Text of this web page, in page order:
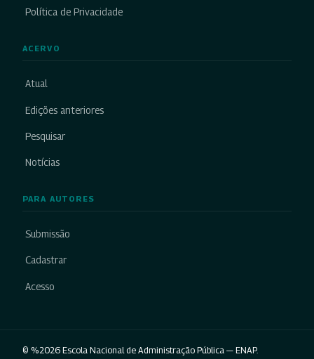
Política de Privacidade
ACERVO
Atual
Edições anteriores
Pesquisar
Notícias
PARA AUTORES
Submissão
Cadastrar
Acesso
© %2026 Escola Nacional de Administração Pública — ENAP.